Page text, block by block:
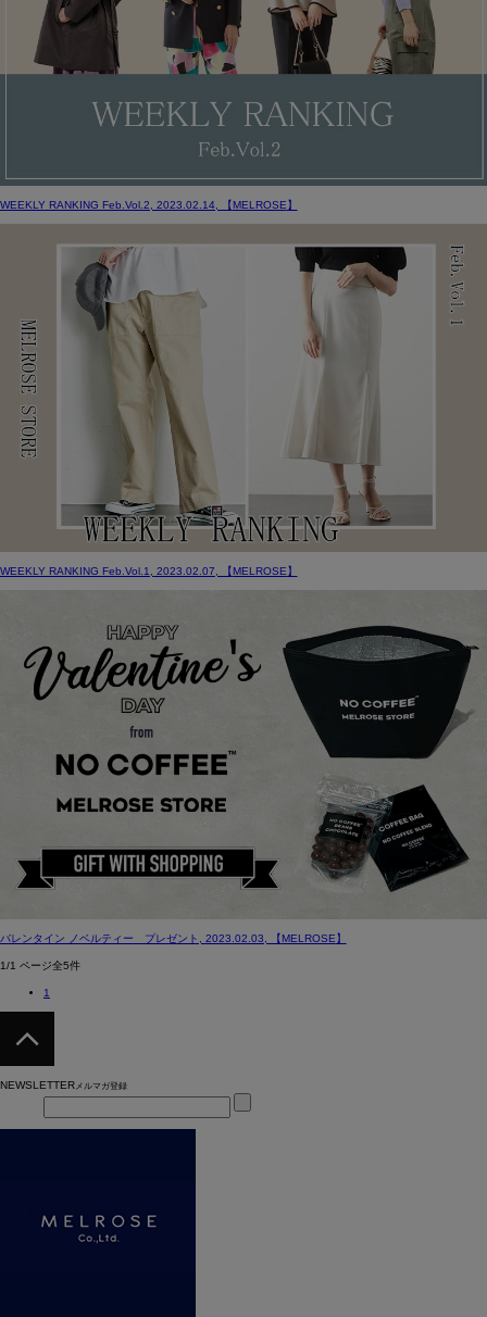
WEEKLY RANKING Feb.Vol.2, 2023.02.14, 【MELROSE】
WEEKLY RANKING Feb.Vol.1, 2023.02.07, 【MELROSE】
バレンタイン ノベルティー プレゼント, 2023.02.03, 【MELROSE】
1/1 ページ全5件
1
NEWSLETTERメルマガ登録